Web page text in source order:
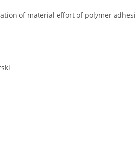
of material effort of polymer